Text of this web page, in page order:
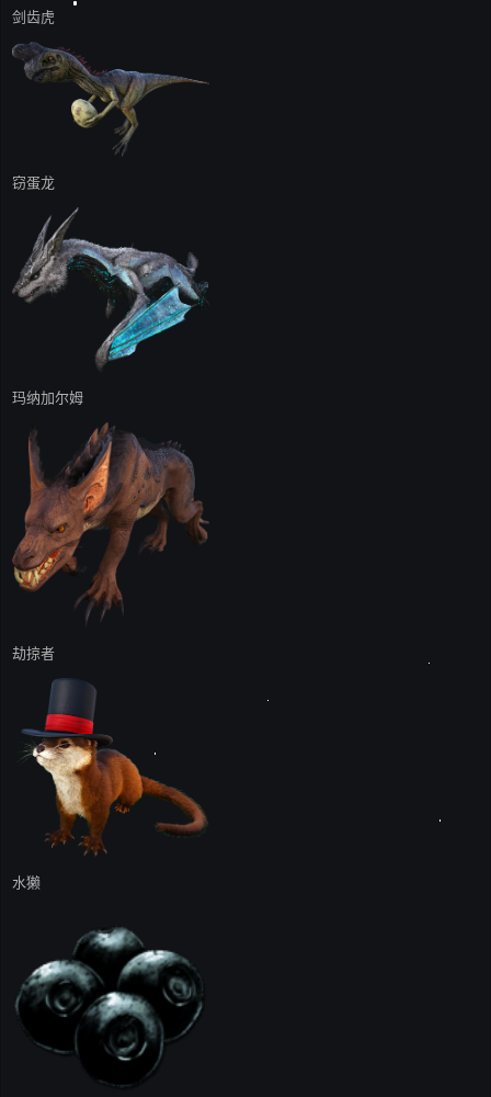
剑齿虎
窃蛋龙
玛纳加尔姆
劫掠者
水獭